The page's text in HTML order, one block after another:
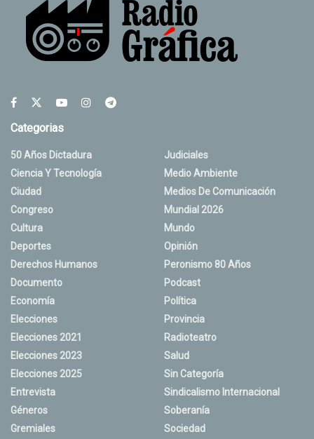
Categorias
50 Años Dictadura
Ciencia Y Tecnología
Ciudad
Congreso
Cultura
Deportes
Derechos Humanos
Documento
Economía
Elecciones
Elecciones 2021
Elecciones 2023
Elecciones 2025
Entrevista
Géneros
Gremiales
Judiciales
Medio Ambiente
Medios De Comunicación
Mundial 2026
Mundo
Opinión
Peronismo 80 Años
Podcast
Política
Provincia
Radioteatro
Salud
Sin Categoría
Sindicalismo Internacional
Soberanía
Sociedad